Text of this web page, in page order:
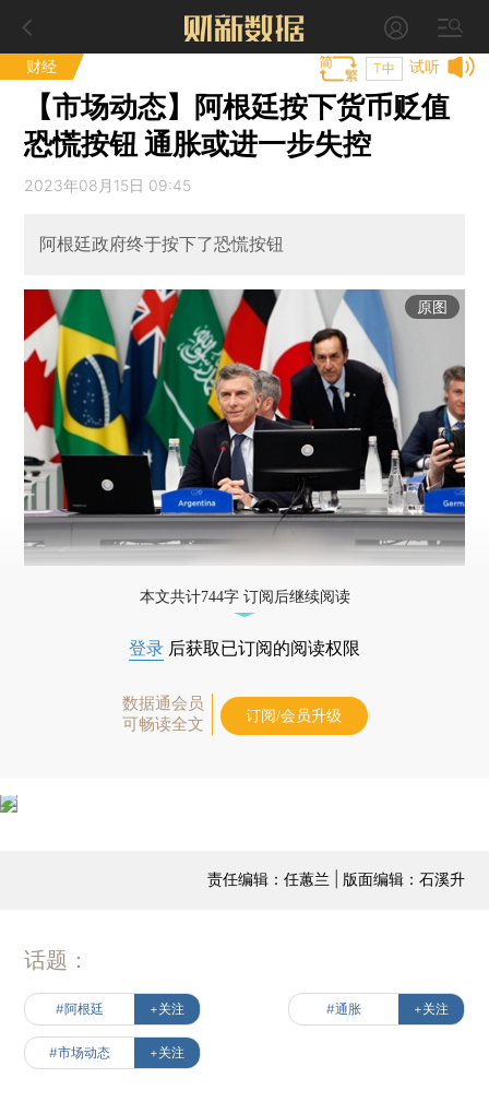
财经 试听
T中
【市场动态】阿根廷按下货币贬值
恐慌按钮 通胀或进一步失控
2023年08月15日 09:45
阿根廷政府终于按下了恐慌按钮
原图
本文共计744字 订阅后继续阅读
登录 后获取已订阅的阅读权限
数据通会员
可畅读全文
订阅/会员升级
责任编辑：任蕙兰 | 版面编辑：石溪升
话题：
#阿根廷 +关注 #通胀 +关注
#市场动态 +关注